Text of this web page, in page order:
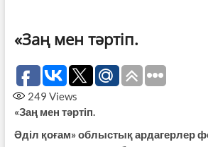
«Заң мен тәртіп.
249 Views
«Заң мен тәртіп.
Әділ қоғам» облыстық ардагерлер